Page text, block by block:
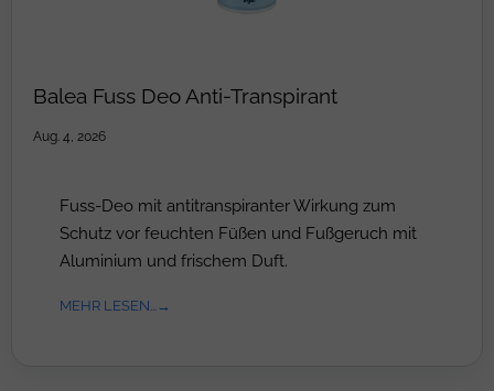
Balea Fuss Deo Anti-Transpirant
Aug. 4, 2026
Fuss-Deo mit antitranspiranter Wirkung zum
Schutz vor feuchten Füßen und Fußgeruch mit
Aluminium und frischem Duft.
MEHR LESEN...